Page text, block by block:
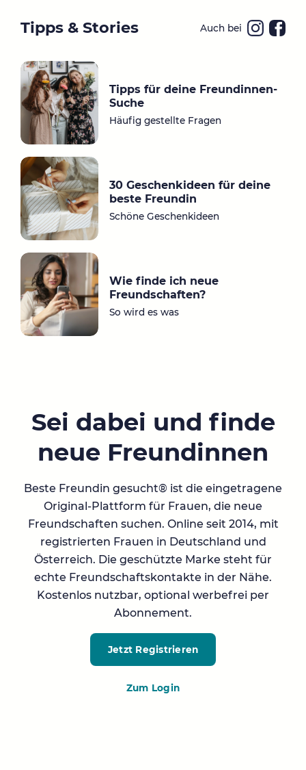
Tipps & Stories Auch bei
a
ok
Tipps für deine Freundinnen-
Suche
Häufig gestellte Fragen
30 Geschenkideen für deine
beste Freundin
Schöne Geschenkideen
Wie finde ich neue
Freundschaften?
So wird es was
Sei dabei und finde
neue Freundinnen
Beste Freundin gesucht® ist die eingetragene
Original-Plattform für Frauen, die neue
Freundschaften suchen. Online seit 2014, mit
registrierten Frauen in Deutschland und
Österreich. Die geschützte Marke steht für
echte Freundschaftskontakte in der Nähe.
Kostenlos nutzbar, optional werbefrei per
Abonnement.
Jetzt Registrieren
Zum Login